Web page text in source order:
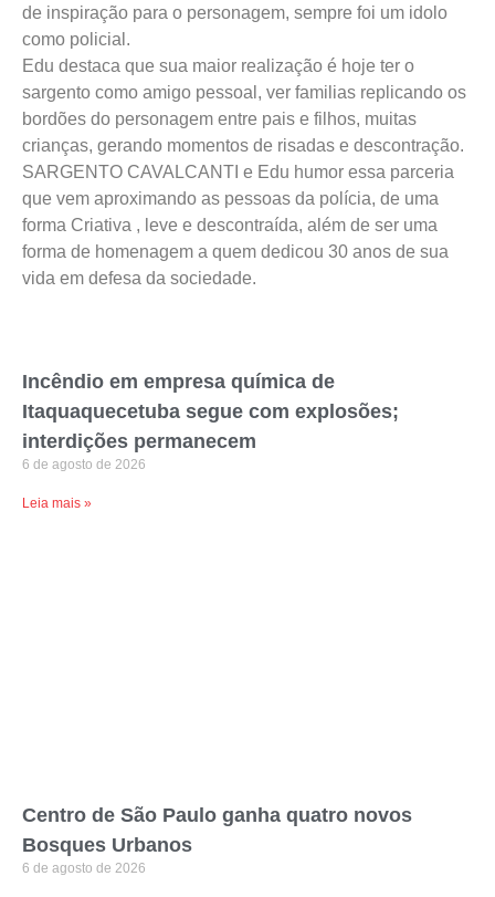
de inspiração para o personagem, sempre foi um idolo
como policial.
Edu destaca que sua maior realização é hoje ter o
sargento como amigo pessoal, ver familias replicando os
bordões do personagem entre pais e filhos, muitas
crianças, gerando momentos de risadas e descontração.
SARGENTO CAVALCANTI e Edu humor essa parceria
que vem aproximando as pessoas da polícia, de uma
forma Criativa , leve e descontraída, além de ser uma
forma de homenagem a quem dedicou 30 anos de sua
vida em defesa da sociedade.
Incêndio em empresa química de
Itaquaquecetuba segue com explosões;
interdições permanecem
6 de agosto de 2026
Leia mais »
Centro de São Paulo ganha quatro novos
Bosques Urbanos
6 de agosto de 2026